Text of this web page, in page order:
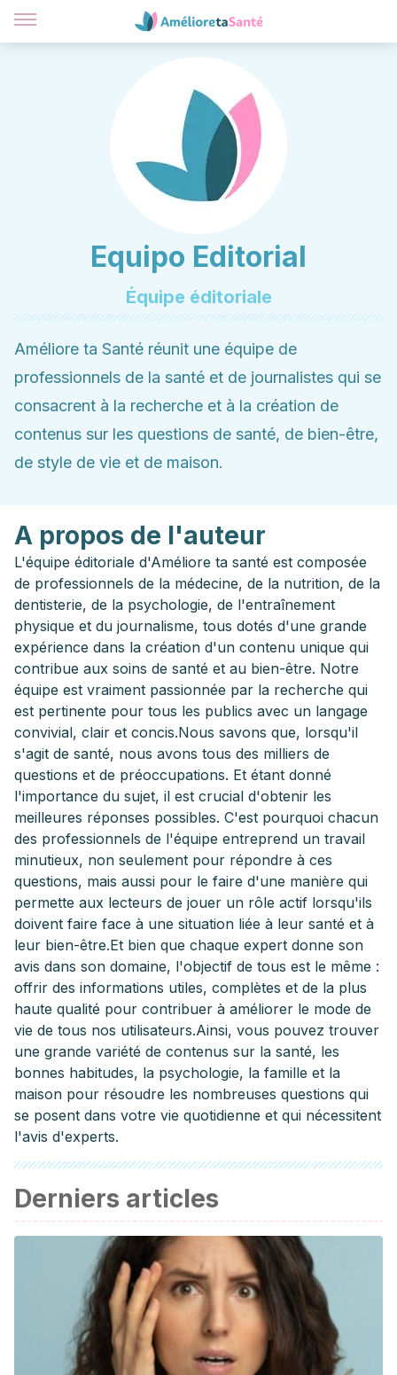
Equipo Editorial
Équipe éditoriale
Améliore ta Santé réunit une équipe de
professionnels de la santé et de journalistes qui se
consacrent à la recherche et à la création de
contenus sur les questions de santé, de bien-être,
de style de vie et de maison.
A propos de l'auteur
L'équipe éditoriale d'Améliore ta santé est composée
de professionnels de la médecine, de la nutrition, de la
dentisterie, de la psychologie, de l'entraînement
physique et du journalisme, tous dotés d'une grande
expérience dans la création d'un contenu unique qui
contribue aux soins de santé et au bien-être. Notre
équipe est vraiment passionnée par la recherche qui
est pertinente pour tous les publics avec un langage
convivial, clair et concis.Nous savons que, lorsqu'il
s'agit de santé, nous avons tous des milliers de
questions et de préoccupations. Et étant donné
l'importance du sujet, il est crucial d'obtenir les
meilleures réponses possibles. C'est pourquoi chacun
des professionnels de l'équipe entreprend un travail
minutieux, non seulement pour répondre à ces
questions, mais aussi pour le faire d'une manière qui
permette aux lecteurs de jouer un rôle actif lorsqu'ils
doivent faire face à une situation liée à leur santé et à
leur bien-être.Et bien que chaque expert donne son
avis dans son domaine, l'objectif de tous est le même :
offrir des informations utiles, complètes et de la plus
haute qualité pour contribuer à améliorer le mode de
vie de tous nos utilisateurs.Ainsi, vous pouvez trouver
une grande variété de contenus sur la santé, les
bonnes habitudes, la psychologie, la famille et la
maison pour résoudre les nombreuses questions qui
se posent dans votre vie quotidienne et qui nécessitent
l'avis d'experts.
Derniers articles